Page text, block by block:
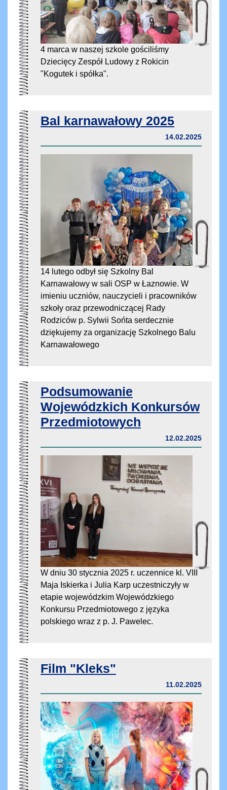
4 marca w naszej szkole gościliśmy
Dziecięcy Zespół Ludowy z Rokicin
"Kogutek i spółka".
Bal karnawałowy 2025
14.02.2025
14 lutego odbył się Szkolny Bal
Karnawałowy w sali OSP w Łaznowie. W
imieniu uczniów, nauczycieli i pracowników
szkoły oraz przewodniczącej Rady
Rodziców p. Sylwii Sońta serdecznie
dziękujemy za organizację Szkolnego Balu
Karnawałowego
Podsumowanie
Wojewódzkich Konkursów
Przedmiotowych
12.02.2025
W dniu 30 stycznia 2025 r. uczennice kl. VIII
Maja Iskierka i Julia Karp uczestniczyły w
etapie wojewódzkim Wojewódzkiego
Konkursu Przedmiotowego z języka
polskiego wraz z p. J. Pawelec.
Film "Kleks"
11.02.2025